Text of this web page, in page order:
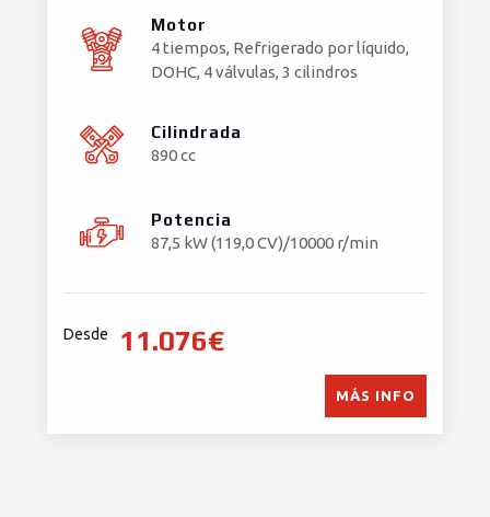
Motor
4 tiempos, Refrigerado por líquido,
DOHC, 4 válvulas, 3 cilindros
Cilindrada
890 cc
Potencia
87,5 kW (119,0 CV)/10000 r/min
Desde 11.076€
MÁS INFO